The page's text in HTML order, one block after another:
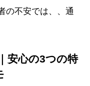
の不安では、、通
安心の3つの特